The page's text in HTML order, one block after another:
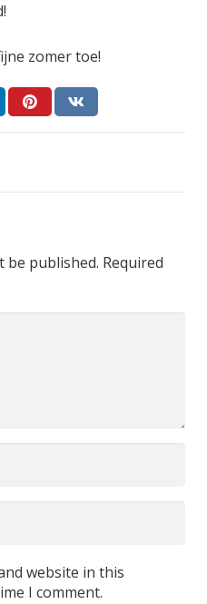
zomer toe!
be published. Required
website in this
I comment.